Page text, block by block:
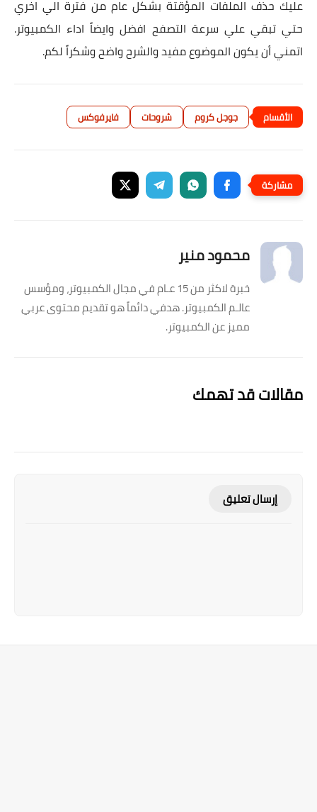
عليك حذف الملفات المؤقتة بشكل عام من فترة الي اخري
حتي تبقي علي سرعة التصفح افضل وايضاً اداء الكمبيوتر.
اتمني أن يكون الموضوع مفيد والشرح واضح وشكراً لكم.
جوجل كروم شروحات فايرفوكس
محمود منير
خبرة لاكثر من 15 عـام في مجال الكمبيوتر، ومؤسس
عالـم الكمبيوتر. هدفي دائماً هو تقديم محتوى عربي
مميز عن الكمبيوتر.
مقالات قد تهمك
إرسال تعليق